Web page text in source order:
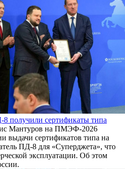
получили сертификаты типа
Мантуров на ПМЭФ-2026
выдачи сертификатов типа на
ПД-8 для «Суперджета», что
эксплуатации. Об этом